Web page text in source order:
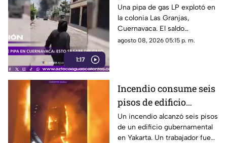
1:17
21 personas lesionadas
Una pipa de gas LP explotó en
la colonia Las Granjas,
Cuernavaca. El saldo
preliminar es de 21 lesionados
agosto 08, 2026 05:15 p. m.
Incendio consume seis
pisos de edificio
gubernamental en
Yakarta
Un incendio alcanzó seis pisos
de un edificio gubernamental
en Yakarta. Un trabajador fue